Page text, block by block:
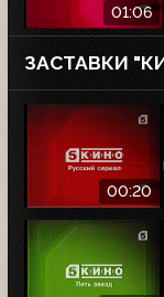
01:06
ЗАСТАВКИ
00:20